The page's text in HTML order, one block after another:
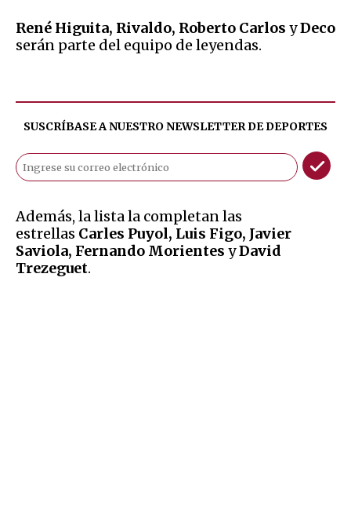
René Higuita, Rivaldo, Roberto Carlos yDeco
serán parte del equipo de leyendas.
SUSCRÍBASE A NUESTRO NEWSLETTER DEDEPORTES
Además, la lista la completan las
estrellas Carles Puyol, Luis Figo, Javier
Saviola, Fernando Morientes yDavid
Trezeguet.